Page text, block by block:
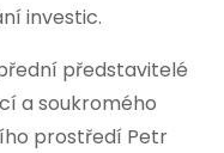
investic.
představitelé
a soukromého
prostředí Petr